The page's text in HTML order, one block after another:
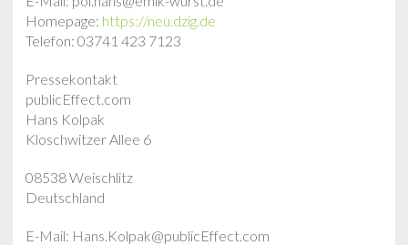
Homepage: https://neu.dzig.de
Telefon: 03741 423 7123
Pressekontakt
publicEffect.com
Hans Kolpak
Kloschwitzer Allee 6
08538 Weischlitz
Deutschland
E-Mail: Hans.Kolpak@publicEffect.com